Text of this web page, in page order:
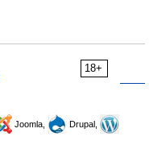
18+
Joomla,
Drupal,